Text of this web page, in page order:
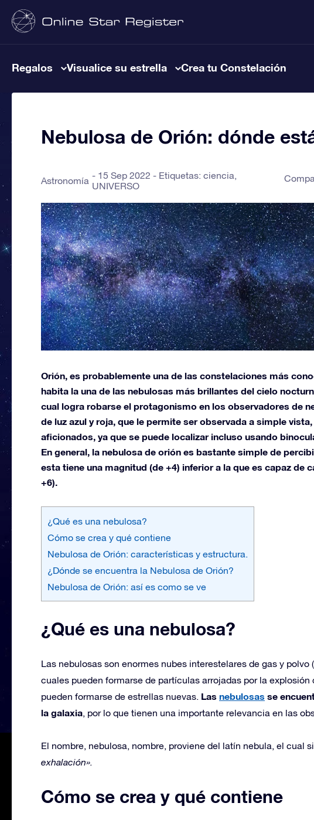
Regalos Visualice su estrella Crea tu Constelación
Nebulosa de Orión: dónde
Astronomía 15 Sep 2022 - Etiquetas: ciencia,
UNIVERSO
Orión, es probablemente una de las constelaciones más
habita la una de las nebulosas más brillantes del cielo
cual logra robarse el protagonismo en los observadores de
de luz azul y roja, que le permite ser observada a simple
aficionados, ya que se puede localizar incluso usando
En general, la nebulosa de orión es bastante simple de
esta tiene una magnitud (de +4) inferior a la que es capaz de
+6).
¿Qué es una nebulosa?
Cómo se crea y qué contiene
Nebulosa de Orión: características y estructura.
¿Dónde se encuentra la Nebulosa de Orión?
Nebulosa de Orión: así es como se ve
¿Qué es una nebulosa?
Las nebulosas son enormes nubes interestelares de gas y
cuales pueden formarse de partículas arrojadas por la
pueden formarse de estrellas nuevas. Las nebulosas se
la galaxia, por lo que tienen una importante relevancia en las
El nombre, nebulosa, nombre, proviene del latín nebula, el cual
exhalación».
Cómo se crea y qué contiene